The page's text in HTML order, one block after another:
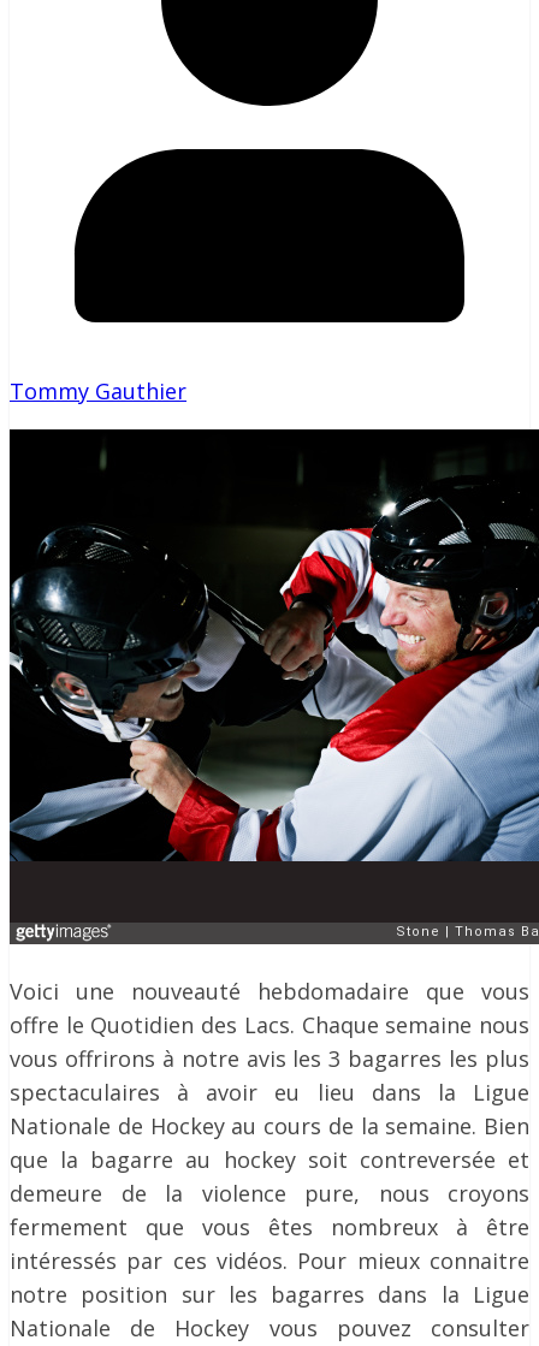
Tommy Gauthier
Voici une nouveauté hebdomadaire que vous
offre le Quotidien des Lacs. Chaque semaine nous
vous offrirons à notre avis les 3 bagarres les plus
spectaculaires à avoir eu lieu dans la Ligue
Nationale de Hockey au cours de la semaine. Bien
que la bagarre au hockey soit contreversée et
demeure de la violence pure, nous croyons
fermement que vous êtes nombreux à être
intéressés par ces vidéos. Pour mieux connaitre
notre position sur les bagarres dans la Ligue
Nationale de Hockey vous pouvez consulter